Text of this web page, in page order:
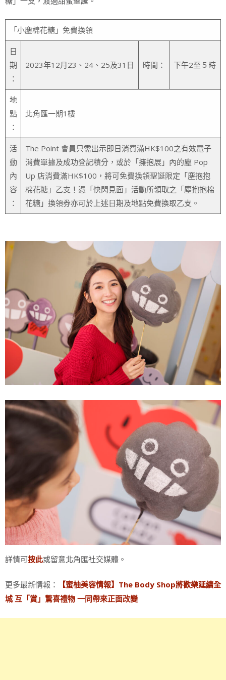
「小塵棉花糖」免費換領
日
期
：
2023年12月23、24、25及31日 時間： 下午2至５時
地
點
：
北角匯一期1樓
活
動
內
容
：
The Point 會員只需出示即日消費滿HK$100之有效電子
消費單據及成功登記積分，或於「擁抱展」內的塵 Pop
Up 店消費滿HK$100，將可免費換領聖誕限定「塵抱抱
棉花糖」乙支！憑「快閃見面」活動所領取之「塵抱抱棉
花糖」換領券亦可於上述日期及地點免費換取乙支。
詳情可按此或留意北角匯社交媒體。
更多最新情報：
【蜜柚美容情報】The Body Shop將歡樂延續全
城 互「賞」驚喜禮物 一同帶來正面改變